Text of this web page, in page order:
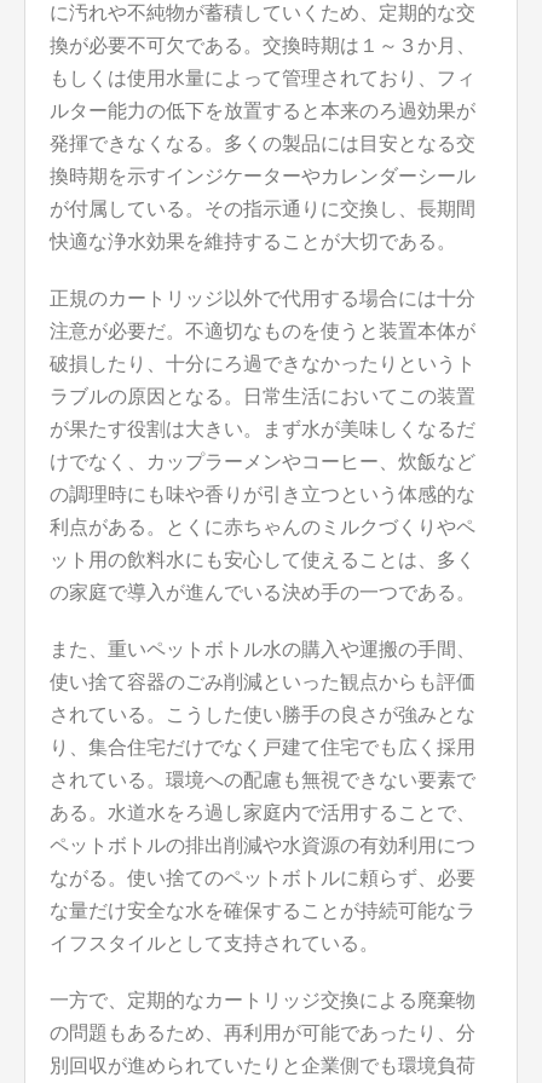
に汚れや不純物が蓄積していくため、定期的な交
換が必要不可欠である。交換時期は１～３か月、
もしくは使用水量によって管理されており、フィ
ルター能力の低下を放置すると本来のろ過効果が
発揮できなくなる。多くの製品には目安となる交
換時期を示すインジケーターやカレンダーシール
が付属している。その指示通りに交換し、長期間
快適な浄水効果を維持することが大切である。
正規のカートリッジ以外で代用する場合には十分
注意が必要だ。不適切なものを使うと装置本体が
破損したり、十分にろ過できなかったりというト
ラブルの原因となる。日常生活においてこの装置
が果たす役割は大きい。まず水が美味しくなるだ
けでなく、カップラーメンやコーヒー、炊飯など
の調理時にも味や香りが引き立つという体感的な
利点がある。とくに赤ちゃんのミルクづくりやペ
ット用の飲料水にも安心して使えることは、多く
の家庭で導入が進んでいる決め手の一つである。
また、重いペットボトル水の購入や運搬の手間、
使い捨て容器のごみ削減といった観点からも評価
されている。こうした使い勝手の良さが強みとな
り、集合住宅だけでなく戸建て住宅でも広く採用
されている。環境への配慮も無視できない要素で
ある。水道水をろ過し家庭内で活用することで、
ペットボトルの排出削減や水資源の有効利用につ
ながる。使い捨てのペットボトルに頼らず、必要
な量だけ安全な水を確保することが持続可能なラ
イフスタイルとして支持されている。
一方で、定期的なカートリッジ交換による廃棄物
の問題もあるため、再利用が可能であったり、分
別回収が進められていたりと企業側でも環境負荷